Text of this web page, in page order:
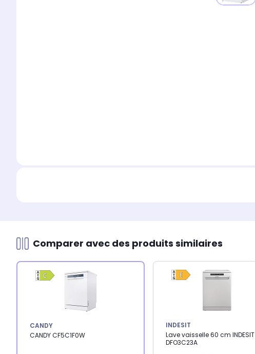
Comparer avec des produits similaires
CANDY
CANDY CF5C1F0W
INDESIT
Lave vaisselle 60 cm INDESIT
DFO3C23A